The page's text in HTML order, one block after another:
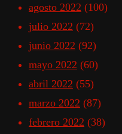
agosto 2022 (100)
julio 2022 (72)
junio 2022 (92)
mayo 2022 (60)
abril 2022 (55)
marzo 2022 (87)
febrero 2022 (38)